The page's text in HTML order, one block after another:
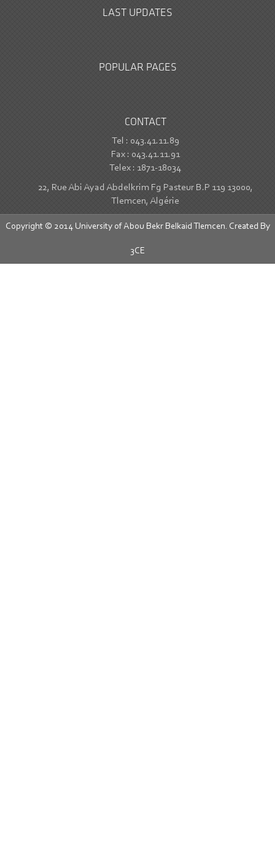
LAST UPDATES
POPULAR PAGES
CONTACT
Tel : 043.41.11.89
Fax : 043.41.11.91
Telex : 1871-18034
22, Rue Abi Ayad Abdelkrim Fg Pasteur B.P 119 13000,
Tlemcen, Algérie
Copyright © 2014 University of Abou Bekr Belkaid Tlemcen. Created By
3CE